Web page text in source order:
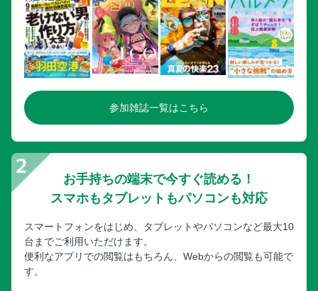
参加雑誌一覧はこちら
お手持ちの端末で今すぐ読める！
スマホもタブレットもパソコンも対応
スマートフォンをはじめ、タブレットやパソコンなど最大10
台までご利用いただけます。
便利なアプリでの閲覧はもちろん、Webからの閲覧も可能で
す。